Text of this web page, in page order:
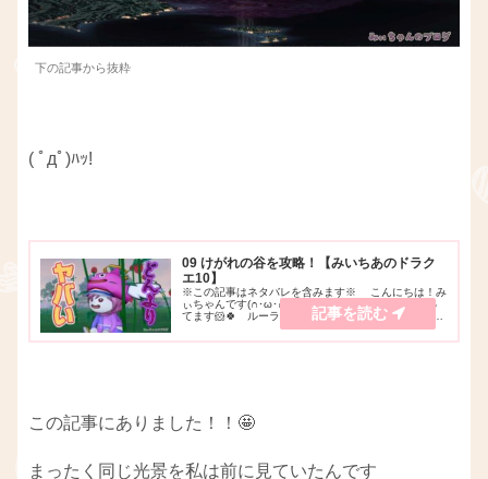
下の記事から抜粋
( ﾟдﾟ)ﾊｯ!
09 けがれの谷を攻略！【みいちあのドラク
エ10】
※この記事はネタバレを含みます※ こんにちは！み
ぃちゃんです(∩･ω･∩)♪YouTubeでゲーム実況をやっ
てます🐹🍀 ルーラストーンをなくしたことを賢者エ
イドス様に報告に行った前回・・。 相談した結
果、「 プディン🍮 に会うといい 」...
この記事にありました！！🤩
まったく同じ光景を私は前に見ていたんです